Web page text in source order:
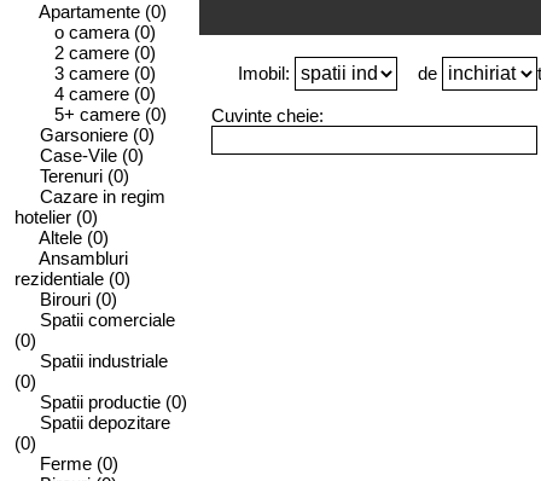
Apartamente (0)
o camera (0)
2 camere (0)
3 camere (0)
4 camere (0)
5+ camere (0)
Garsoniere (0)
Case-Vile (0)
Terenuri (0)
Cazare in regim
hotelier (0)
Altele (0)
Ansambluri
rezidentiale (0)
Birouri (0)
Spatii comerciale
(0)
Spatii industriale
(0)
Spatii productie (0)
Spatii depozitare
(0)
Ferme (0)
Imobil: de
Cuvinte cheie: